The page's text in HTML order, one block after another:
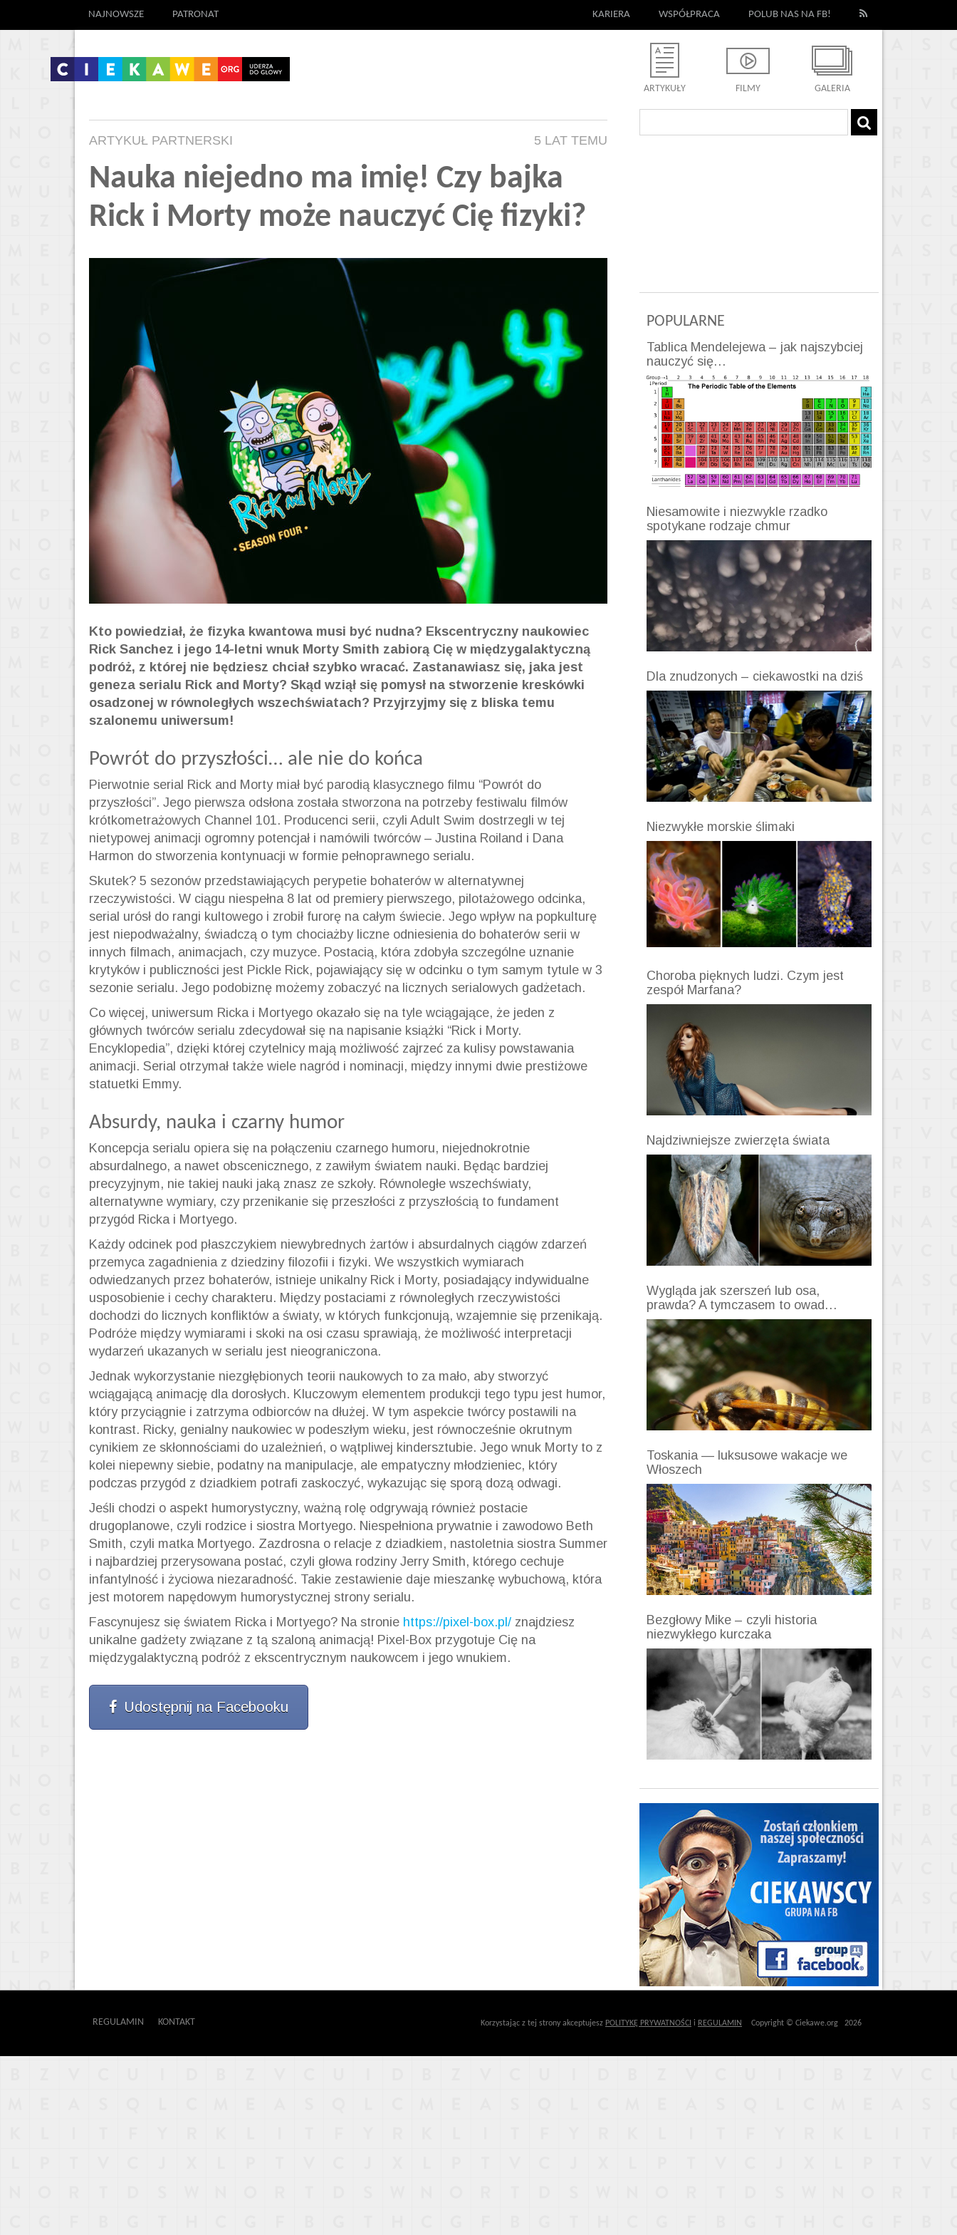
NAJNOWSZE PATRONAT KARIERA WSPÓŁPRACA POLUB NAS NA FB!
ARTYKUŁY FILMY GALERIA
ARTYKUŁ PARTNERSKI 5 LAT TEMU
Nauka niejedno ma imię! Czy bajka
Rick i Morty może nauczyć Cię fizyki?
Kto powiedział, że fizyka kwantowa musi być nudna? Ekscentryczny naukowiec
Rick Sanchez i jego 14-letni wnuk Morty Smith zabiorą Cię w międzygalaktyczną
podróż, z której nie będziesz chciał szybko wracać. Zastanawiasz się, jaka jest
geneza serialu Rick and Morty? Skąd wziął się pomysł na stworzenie kreskówki
osadzonej w równoległych wszechświatach? Przyjrzyjmy się z bliska temu
szalonemu uniwersum!
Powrót do przyszłości… ale nie do końca
Pierwotnie serial Rick and Morty miał być parodią klasycznego filmu “Powrót do
przyszłości”. Jego pierwsza odsłona została stworzona na potrzeby festiwalu filmów
krótkometrażowych Channel 101. Producenci serii, czyli Adult Swim dostrzegli w tej
nietypowej animacji ogromny potencjał i namówili twórców – Justina Roiland i Dana
Harmon do stworzenia kontynuacji w formie pełnoprawnego serialu.
Skutek? 5 sezonów przedstawiających perypetie bohaterów w alternatywnej
rzeczywistości. W ciągu niespełna 8 lat od premiery pierwszego, pilotażowego odcinka,
serial urósł do rangi kultowego i zrobił furorę na całym świecie. Jego wpływ na popkulturę
jest niepodważalny, świadczą o tym chociażby liczne odniesienia do bohaterów serii w
innych filmach, animacjach, czy muzyce. Postacią, która zdobyła szczególne uznanie
krytyków i publiczności jest Pickle Rick, pojawiający się w odcinku o tym samym tytule w 3
sezonie serialu. Jego podobiznę możemy zobaczyć na licznych serialowych gadżetach.
Co więcej, uniwersum Ricka i Mortyego okazało się na tyle wciągające, że jeden z
głównych twórców serialu zdecydował się na napisanie książki “Rick i Morty.
Encyklopedia”, dzięki której czytelnicy mają możliwość zajrzeć za kulisy powstawania
animacji. Serial otrzymał także wiele nagród i nominacji, między innymi dwie prestiżowe
statuetki Emmy.
Absurdy, nauka i czarny humor
Koncepcja serialu opiera się na połączeniu czarnego humoru, niejednokrotnie
absurdalnego, a nawet obscenicznego, z zawiłym światem nauki. Będąc bardziej
precyzyjnym, nie takiej nauki jaką znasz ze szkoły. Równoległe wszechświaty,
alternatywne wymiary, czy przenikanie się przeszłości z przyszłością to fundament
przygód Ricka i Mortyego.
Każdy odcinek pod płaszczykiem niewybrednych żartów i absurdalnych ciągów zdarzeń
przemyca zagadnienia z dziedziny filozofii i fizyki. We wszystkich wymiarach
odwiedzanych przez bohaterów, istnieje unikalny Rick i Morty, posiadający indywidualne
usposobienie i cechy charakteru. Między postaciami z równoległych rzeczywistości
dochodzi do licznych konfliktów a światy, w których funkcjonują, wzajemnie się przenikają.
Podróże między wymiarami i skoki na osi czasu sprawiają, że możliwość interpretacji
wydarzeń ukazanych w serialu jest nieograniczona.
Jednak wykorzystanie niezgłębionych teorii naukowych to za mało, aby stworzyć
wciągającą animację dla dorosłych. Kluczowym elementem produkcji tego typu jest humor,
który przyciągnie i zatrzyma odbiorców na dłużej. W tym aspekcie twórcy postawili na
kontrast. Ricky, genialny naukowiec w podeszłym wieku, jest równocześnie okrutnym
cynikiem ze skłonnościami do uzależnień, o wątpliwej kindersztubie. Jego wnuk Morty to z
kolei niepewny siebie, podatny na manipulacje, ale empatyczny młodzieniec, który
podczas przygód z dziadkiem potrafi zaskoczyć, wykazując się sporą dozą odwagi.
Jeśli chodzi o aspekt humorystyczny, ważną rolę odgrywają również postacie
drugoplanowe, czyli rodzice i siostra Mortyego. Niespełniona prywatnie i zawodowo Beth
Smith, czyli matka Mortyego. Zazdrosna o relacje z dziadkiem, nastoletnia siostra Summer
i najbardziej przerysowana postać, czyli głowa rodziny Jerry Smith, którego cechuje
infantylność i życiowa niezaradność. Takie zestawienie daje mieszankę wybuchową, która
jest motorem napędowym humorystycznej strony serialu.
Fascynujesz się światem Ricka i Mortyego? Na stronie https://pixel-box.pl/ znajdziesz
unikalne gadżety związane z tą szaloną animacją! Pixel-Box przygotuje Cię na
międzygalaktyczną podróż z ekscentrycznym naukowcem i jego wnukiem.
Udostępnij na Facebooku
POPULARNE
Tablica Mendelejewa – jak najszybciej
nauczyć się…
Niesamowite i niezwykle rzadko
spotykane rodzaje chmur
Dla znudzonych – ciekawostki na dziś
Niezwykłe morskie ślimaki
Choroba pięknych ludzi. Czym jest
zespół Marfana?
Najdziwniejsze zwierzęta świata
Wygląda jak szerszeń lub osa,
prawda? A tymczasem to owad…
Toskania — luksusowe wakacje we
Włoszech
Bezgłowy Mike – czyli historia
niezwykłego kurczaka
REGULAMIN KONTAKT Korzystając z tej strony akceptujesz POLITYKĘ PRYWATNOŚCI i REGULAMIN Copyright © Ciekawe.org 2026